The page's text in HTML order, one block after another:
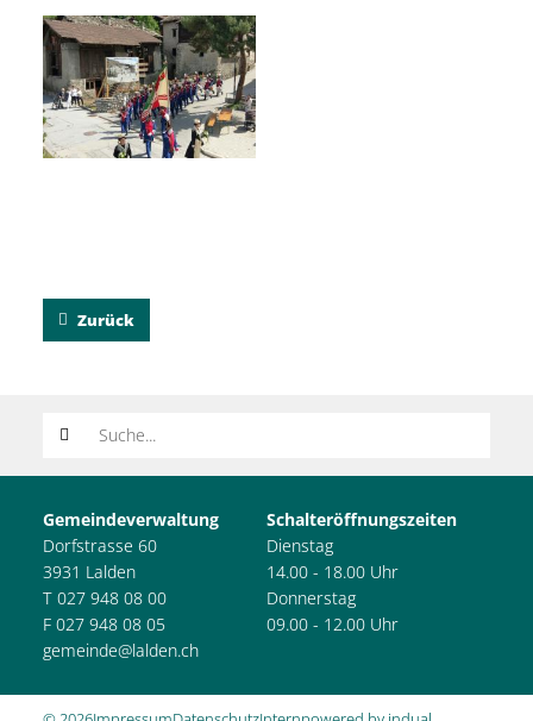
Zurück
Suchwort
Gemeindeverwaltung
Dorfstrasse 60
3931 Lalden
T 027 948 08 00
F 027 948 08 05
gemeinde@lalden.ch
Schalteröffnungszeiten
Dienstag
14.00 - 18.00 Uhr
Donnerstag
09.00 - 12.00 Uhr